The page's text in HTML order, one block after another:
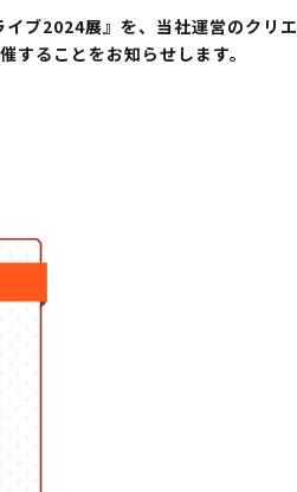
ブ2024展』を、当社運営のクリエ
ることをお知らせします。